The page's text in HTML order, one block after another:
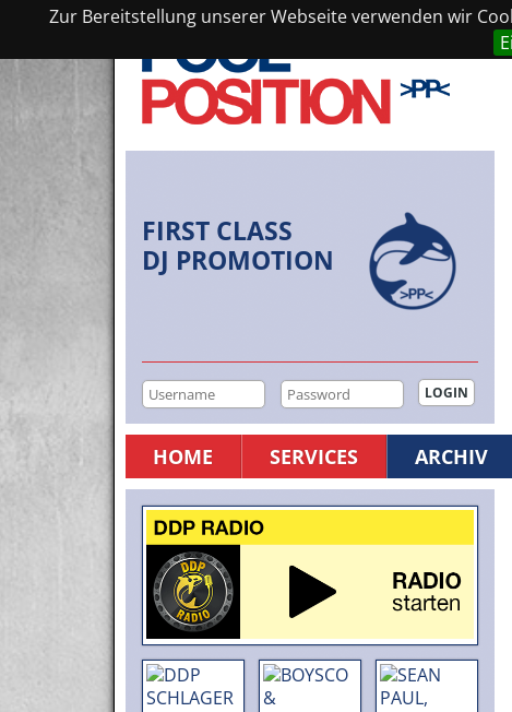
Zur Bereitstellung unserer Webseite verwenden wir
FIRST CLASS
DJ PROMOTION
HOME SERVICES ARCHIV